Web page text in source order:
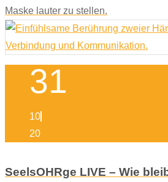
Maske lauter zu stellen.
31
10
20
SeelsOHRge LIVE – Wie